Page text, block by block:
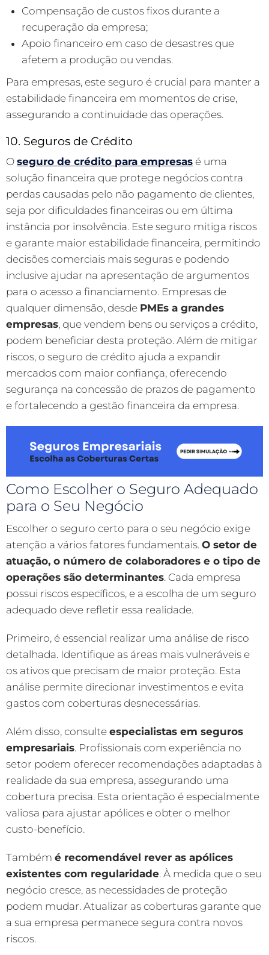
Compensação de custos fixos durante a
recuperação da empresa;
Apoio financeiro em caso de desastres que
afetem a produção ou vendas.
Para empresas, este seguro é crucial para manter a
estabilidade financeira em momentos de crise,
assegurando a continuidade das operações.
10. Seguros de Crédito
O seguro de crédito para empresas é uma
solução financeira que protege negócios contra
perdas causadas pelo não pagamento de clientes,
seja por dificuldades financeiras ou em última
instância por insolvência. Este seguro mitiga riscos
e garante maior estabilidade financeira, permitindo
decisões comerciais mais seguras e podendo
inclusive ajudar na apresentação de argumentos
para o acesso a financiamento. Empresas de
qualquer dimensão, desde PMEs a grandes
empresas, que vendem bens ou serviços a crédito,
podem beneficiar desta proteção. Além de mitigar
riscos, o seguro de crédito ajuda a expandir
mercados com maior confiança, oferecendo
segurança na concessão de prazos de pagamento
e fortalecendo a gestão financeira da empresa.
Como Escolher o Seguro Adequado
para o Seu Negócio
Escolher o seguro certo para o seu negócio exige
atenção a vários fatores fundamentais. O setor de
atuação, o número de colaboradores e o tipo de
operações são determinantes. Cada empresa
possui riscos específicos, e a escolha de um seguro
adequado deve refletir essa realidade.
Primeiro, é essencial realizar uma análise de risco
detalhada. Identifique as áreas mais vulneráveis e
os ativos que precisam de maior proteção. Esta
análise permite direcionar investimentos e evita
gastos com coberturas desnecessárias.
Além disso, consulte especialistas em seguros
empresariais. Profissionais com experiência no
setor podem oferecer recomendações adaptadas à
realidade da sua empresa, assegurando uma
cobertura precisa. Esta orientação é especialmente
valiosa para ajustar apólices e obter o melhor
custo-benefício.
Também é recomendável rever as apólices
existentes com regularidade. À medida que o seu
negócio cresce, as necessidades de proteção
podem mudar. Atualizar as coberturas garante que
a sua empresa permanece segura contra novos
riscos.